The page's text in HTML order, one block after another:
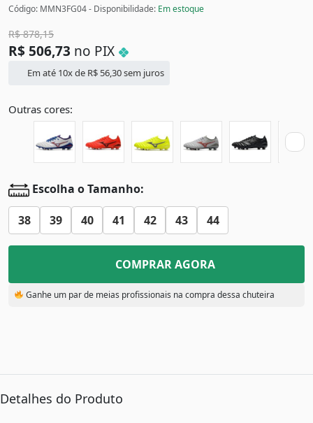
Código: MMN3FG04 - Disponibilidade: Em estoque
R$878,15
R$ 506,73 no PIX
Em até 10x de R$ 56,30sem juros
Outras cores:
Escolha o Tamanho:
38 39 40 41 42 43 44
COMPRAR AGORA
Ganhe um par de meias profissionais na compra dessa chuteira
Detalhes do Produto